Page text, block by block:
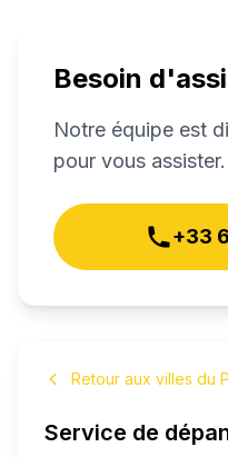
Besoin
Notre équipe est
pour vous assister.
+33
Retour aux villes du
Service de